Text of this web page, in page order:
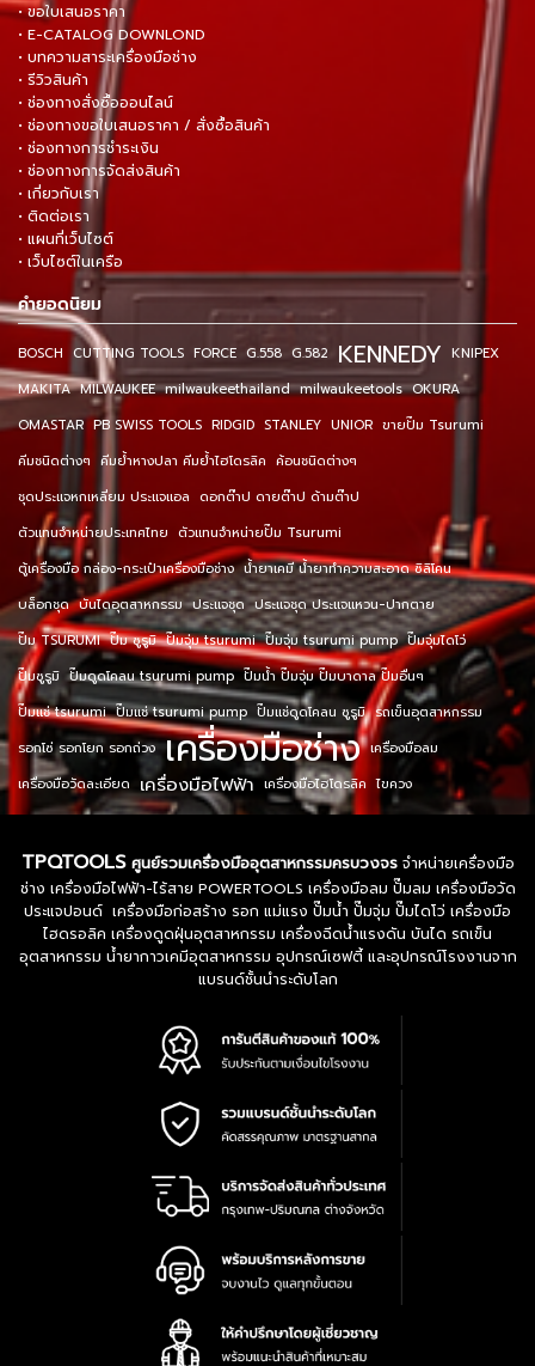
• ขอใบเสนอราคา
• E-CATALOG DOWNLOND
• บทความสาระเครื่องมือช่าง
• รีวิวสินค้า
• ช่องทางสั่งซื้อออนไลน์
• ช่องทางขอใบเสนอราคา / สั่งซื้อสินค้า
• ช่องทางการชำระเงิน
• ช่องทางการจัดส่งสินค้า
• เกี่ยวกับเรา
• ติดต่อเรา
• แผนที่เว็บไซต์
• เว็บไซต์ในเครือ
คำยอดนิยม
BOSCH CUTTING TOOLS FORCE G.558 G.582 KENNEDY KNIPEX
MAKITA MILWAUKEE milwaukeethailand milwaukeetools OKURA
OMASTAR PB SWISS TOOLS RIDGID STANLEY UNIOR ขายปั๊ม Tsurumi
คีมชนิดต่างๆ คีมย้ำหางปลา คีมย้ำไฮโดรลิค ค้อนชนิดต่างๆ
ชุดประแจหกเหลี่ยม ประแจแอล ดอกต๊าป ดายต๊าป ด้ามต๊าป
ตัวแทนจำหน่ายประเทศไทย ตัวแทนจำหน่ายปั๊ม Tsurumi
ตู้เครื่องมือ กล่อง-กระเป๋าเครื่องมือช่าง น้ำยาเคมี น้ำยาทำความสะอาด ซิลิโคน
บล็อกชุด บันไดอุตสาหกรรม ประแจชุด ประแจชุด ประแจแหวน-ปากตาย
ปั๊ม TSURUMI ปั๊ม ซูรูมิ ปั๊มจุ่ม tsurumi ปั๊มจุ่ม tsurumi pump ปั๊มจุ่มไดโว่
ปั๊มซูรูมิ ปั๊มดูดโคลน tsurumi pump ปั๊มน้ำ ปั๊มจุ่ม ปั๊มบาดาล ปั๊มอื่นๆ
ปั๊มแช่ tsurumi ปั๊มแช่ tsurumi pump ปั๊มแช่ดูดโคลน ซูรูมิ รถเข็นอุตสาหกรรม
รอกโซ่ รอกโยก รอกถ่วง เครื่องมือช่าง เครื่องมือลม
เครื่องมือวัดละเอียด เครื่องมือไฟฟ้า เครื่องมือไฮโดรลิค ไขควง
TPQTOOLS ศูนย์รวมเครื่องมืออุตสาหกรรมครบวงจรจำหน่ายเครื่องมือ
ช่าง เครื่องมือไฟฟ้า-ไร้สาย POWERTOOLS เครื่องมือลม ปั๊มลม เครื่องมือวัด
ประแจปอนด์ เครื่องมือก่อสร้าง รอก แม่แรง ปั๊มน้ำ ปั๊มจุ่ม ปั๊มไดโว่ เครื่องมือ
ไฮดรอลิค เครื่องดูดฝุ่นอุตสาหกรรม เครื่องฉีดน้ำแรงดัน บันได รถเข็น
อุตสาหกรรม น้ำยากาวเคมีอุตสาหกรรม อุปกรณ์เซฟตี้ และอุปกรณ์โรงงานจาก
แบรนด์ชั้นนำระดับโลก